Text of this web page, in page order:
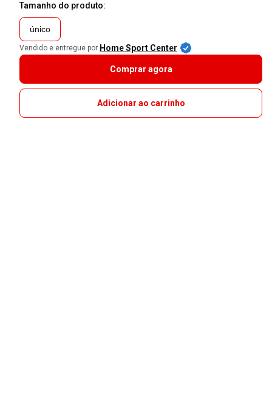
Tamanho do produto:
único
Vendido e entregue por Home Sport Center
Comprar agora
Adicionar ao carrinho